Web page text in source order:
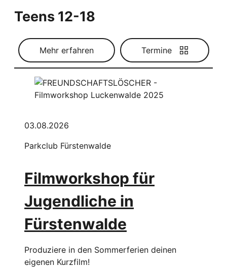
Teens 12-18
Mehr erfahren Termine
03.08.2026
Parkclub Fürstenwalde
Filmworkshop für
Jugendliche in
Fürstenwalde
Produziere in den Sommerferien deinen
eigenen Kurzfilm!